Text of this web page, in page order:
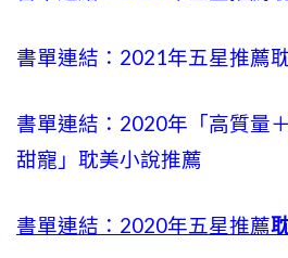
書單連結：2021年五星推薦
書單連結：2020年「高質量
甜寵」耽美小說推薦
書單連結：2020年五星推薦